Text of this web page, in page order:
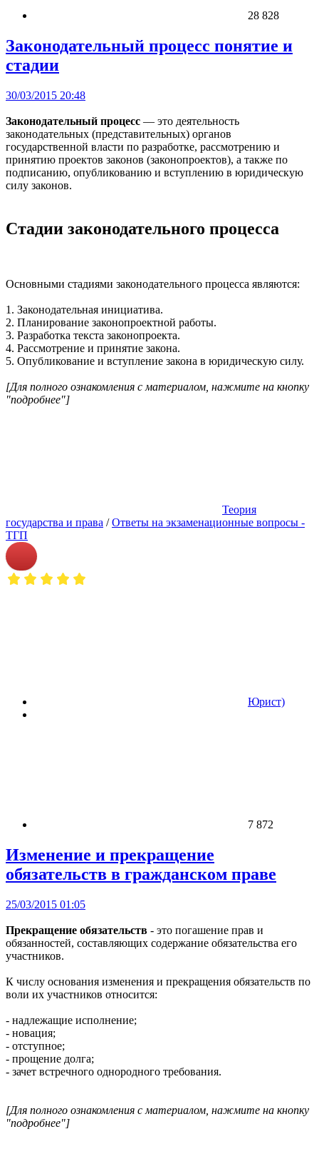
28 828
Законодательный процесс понятие и
стадии
30/03/2015 20:48
Законодательный процесс — это деятельность
законодательных (представительных) органов
государственной власти по разработке, рассмотрению и
принятию проектов законов (законопроектов), а также по
подписанию, опубликованию и вступлению в юридическую
силу законов.
Стадии законодательного процесса
Основными стадиями законодательного процесса являются:
1. Законодательная инициатива.
2. Планирование законопроектной работы.
3. Разработка текста законопроекта.
4. Рассмотрение и принятие закона.
5. Опубликование и вступление закона в юридическую силу.
[Для полного ознакомления с материалом, нажмите на кнопку
"подробнее"]
Теория
государства и права /Ответы на экзаменационные вопросы -
ТГП
Юрист)
7 872
Изменение и прекращение
обязательств в гражданском праве
25/03/2015 01:05
Прекращение обязательств - это погашение прав и
обязанностей, составляющих содержание обязательства его
участников.
К числу основания изменения и прекращения обязательств по
воли их участников относится:
- надлежащие исполнение;
- новация;
- отступное;
- прощение долга;
- зачет встречного однородного требования.
[Для полного ознакомления с материалом, нажмите на кнопку
"подробнее"]